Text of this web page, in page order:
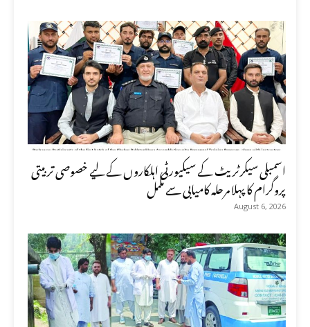
اسمبلی سیکرٹریٹ کے سیکیورٹی اہلکاروں کے لیے خصوصی تربیتی
پروگرام کا پہلا مرحلہ کامیابی سے مکمل
August 6, 2026